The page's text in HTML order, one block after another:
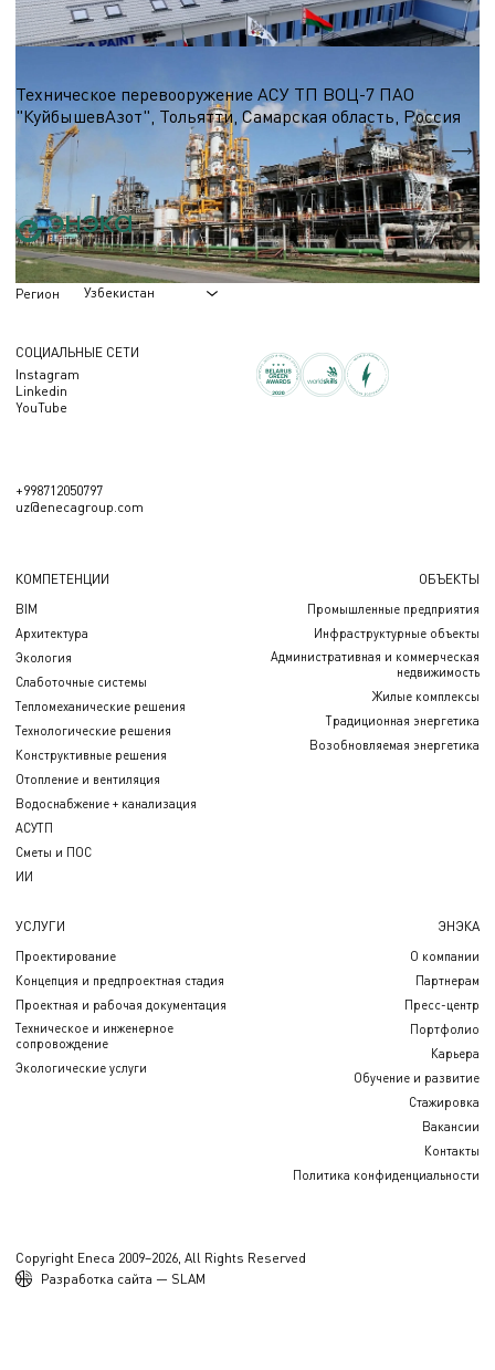
S = 12 000 м.кв.
Техническое перевооружение АСУ ТП ВОЦ-7 ПАО
"КуйбышевАзот", Тольятти, Самарская область, Россия
Количество сигналов ввода/вывода
Регион Узбекистан
СОЦИАЛЬНЫЕ СЕТИ
Instagram
Linkedin
YouTube
+998712050797
uz@enecagroup.com
КОМПЕТЕНЦИИ
BIM
Архитектура
Экология
Слаботочные системы
Тепломеханические решения
Технологические решения
Конструктивные решения
Отопление и вентиляция
Водоснабжение + канализация
АСУТП
Сметы и ПОС
ИИ
ОБЪЕКТЫ
Промышленные предприятия
Инфраструктурные объекты
Административная и коммерческая
недвижимость
Жилые комплексы
Традиционная энергетика
Возобновляемая энергетика
УСЛУГИ
Проектирование
Концепция и предпроектная стадия
Проектная и рабочая документация
Техническое и инженерное
сопровождение
Экологические услуги
ЭНЭКА
О компании
Партнерам
Пресс-центр
Портфолио
Карьера
Обучение и развитие
Стажировка
Вакансии
Контакты
Политика конфиденциальности
Copyright Eneca 2009–2026, All Rights Reserved
Разработка сайта — SLAM